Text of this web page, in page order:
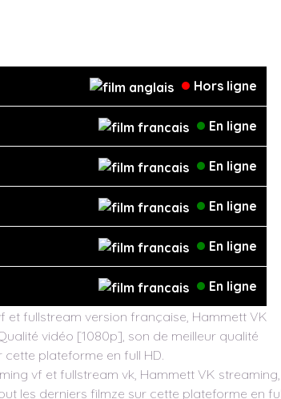
Hors ligne
En ligne
En ligne
En ligne
En ligne
En ligne
fullstream version française, Hammett VK
vidéo [1080p], son de meilleur qualité
plateforme en full HD.
vf et fullstream vk, Hammett VK
les derniers filmze sur cette plateforme en